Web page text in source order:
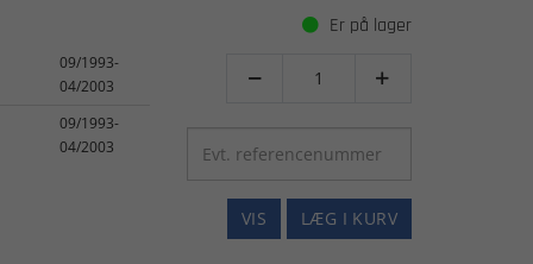
09/1993-
04/2003
09/1993-
04/2003
Er på lager
 
LÆG I KURV
VIS